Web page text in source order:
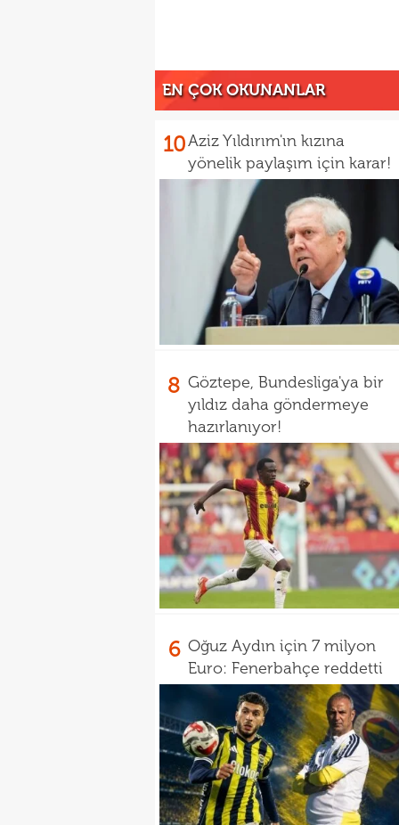
EN ÇOK OKUNANLAR
10Aziz Yıldırım'ın kızına
yönelik paylaşım için karar!
8 Göztepe, Bundesliga'ya bir
yıldız daha göndermeye
hazırlanıyor!
6 Oğuz Aydın için 7 milyon
Euro: Fenerbahçe reddetti